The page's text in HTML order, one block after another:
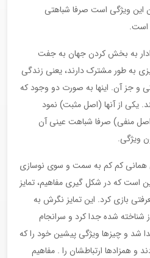
این ویژگی است صرفا شباهتی
است.
به بخش کردن جهان به جفت
به طور مشترک دارند، یعنی زندگی
و جز آن. اینها به صورت دو وجود که
یکی از آنها (اصل مثبت) نمود
منفی) صرفا شباهت عینی آن
ویژگی.
کم کم به سمت و سوی نوسازی
است که در شکل گیری مفاهیم، تمایز
بازی کرد. این تمایز نگرش به
شناخته شده جدا کرد و سرانجام
شد و چیزها ویژگی پیشین خود را که
و همزادها ارتباطشان را . مفاهیم